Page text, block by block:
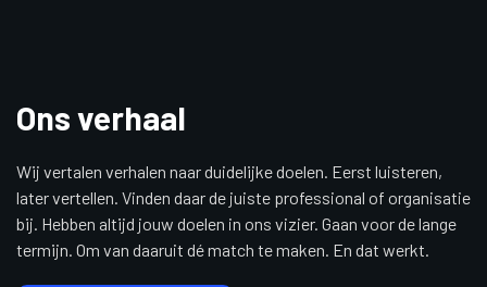
Ons verhaal
Wij vertalen verhalen naar duidelijke doelen. Eerst luisteren,
later vertellen. Vinden daar de juiste professional of organisatie
bij. Hebben altijd jouw doelen in ons vizier. Gaan voor de lange
termijn. Om van daaruit dé match te maken. En dat werkt.